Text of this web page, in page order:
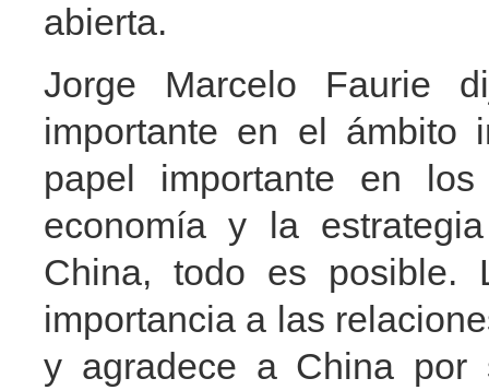
abierta.
Jorge Marcelo Faurie
importante en el ámbito
papel importante en
economía y la
China, todo es posible.
importancia a las
y agradece a China por